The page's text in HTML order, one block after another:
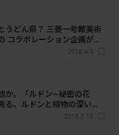
うどん県？ 三菱一号館美術
コラボレーション企画が実
2018.4.5
か。「ルドン―秘密の花
る、ルドンと植物の深いつ
2018.3.15